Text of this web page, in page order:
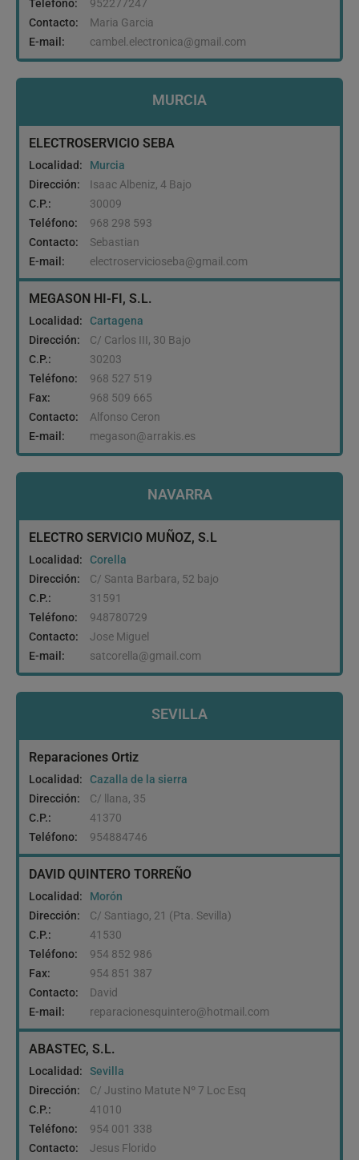
Teléfono:
952277247
Contacto:
Maria Garcia
E-mail:
cambel.electronica@gmail.com
MURCIA
ELECTROSERVICIO SEBA
Localidad:
Murcia
Dirección:
Isaac Albeniz, 4 Bajo
C.P.:
30009
Teléfono:
968 298 593
Contacto:
Sebastian
E-mail:
electroservicioseba@gmail.com
MEGASON HI-FI, S.L.
Localidad:
Cartagena
Dirección:
C/ Carlos III, 30 Bajo
C.P.:
30203
Teléfono:
968 527 519
Fax:
968 509 665
Contacto:
Alfonso Ceron
E-mail:
megason@arrakis.es
NAVARRA
ELECTRO SERVICIO MUÑOZ, S.L
Localidad:
Corella
Dirección:
C/ Santa Barbara, 52 bajo
C.P.:
31591
Teléfono:
948780729
Contacto:
Jose Miguel
E-mail:
satcorella@gmail.com
SEVILLA
Reparaciones Ortiz
Localidad:
Cazalla de la sierra
Dirección:
C/ llana, 35
C.P.:
41370
Teléfono:
954884746
DAVID QUINTERO TORREÑO
Localidad:
Morón
Dirección:
C/ Santiago, 21 (Pta. Sevilla)
C.P.:
41530
Teléfono:
954 852 986
Fax:
954 851 387
Contacto:
David
E-mail:
reparacionesquintero@hotmail.com
ABASTEC, S.L.
Localidad:
Sevilla
Dirección:
C/ Justino Matute Nº 7 Loc Esq
C.P.:
41010
Teléfono:
954 001 338
Contacto:
Jesus Florido